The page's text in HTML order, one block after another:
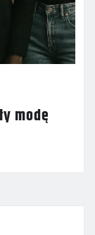
modę